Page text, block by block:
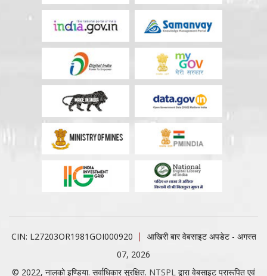
CIN: L27203OR1981GOI000920
आखिरी बार वेबसाइट अपडेट - अगस्त
07, 2026
© 2022, नालको इण्डिया. सर्वाधिकार सुरक्षित. NTSPL द्वारा वेबसाइट प्रारूपित एवं